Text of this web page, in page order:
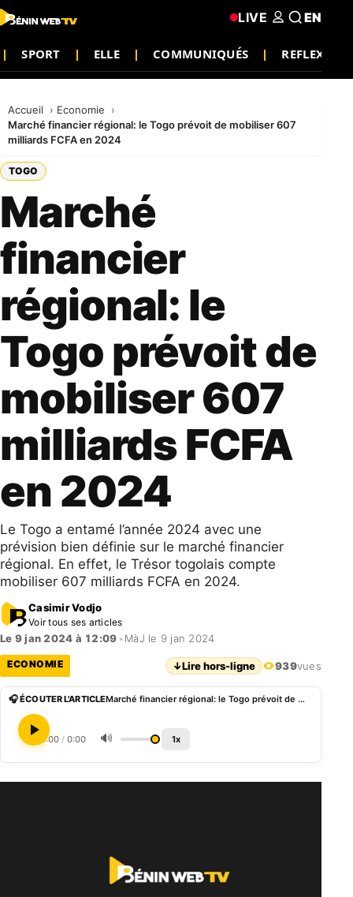
SPORT ELLE COMMUNIQUÉS REFLEXION
LIVE EN
Accueil
Economie
Marché financier régional: le Togo prévoit de mobiliser 607
milliards FCFA en 2024
TOGO
Marché
financier
régional: le
Togo prévoit de
mobiliser 607
milliards FCFA
en 2024
Le Togo a entamé l’année 2024 avec une
prévision bien définie sur le marché financier
régional. En effet, le Trésor togolais compte
mobiliser 607 milliards FCFA en 2024.
Casimir Vodjo
Voir tous ses articles
Le 9 jan 2024 à 12:09 • MàJ le 9 jan 2024
ECONOMIE ↓Lire hors-ligne 939vues
🎧 ÉCOUTER L'ARTICLE Marché financier régional: le Togo prévoit de mobiliser 607 milliards FCFA en 2024
0:00 / 0:00 🔊 1x